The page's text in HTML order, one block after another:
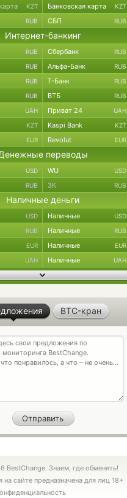
KZT Банковская карта KZT
RUB СБП RUB
Интернет-банкинг
RUB Сбербанк RUB
RUB Альфа-Банк RUB
RUB Т-Банк RUB
RUB ВТБ RUB
UAH Приват 24 UAH
KZT Kaspi Bank KZT
EUR Revolut EUR
переводы
USD WU USD
RUB ЗК RUB
Наличные деньги
USD Наличные USD
RUB Наличные RUB
EUR Наличные EUR
UAH Наличные UAH
BTC-кран
BestChange. Знаем, где обменять!
сайте предназначена для лиц 18+